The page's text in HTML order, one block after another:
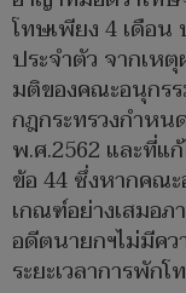
โทษเพียง 4 เดือน
ประจำตัว จากเห
มติของคณะอนุกร
กฎกระทรวงกำห
พ.ศ.2562 และที่แ
ข้อ 44 ซึ่งหากคณ
เกณฑ์อย่างเสมอภ
อดีตนายกฯไม่มีค
ระยะเวลาการพัก